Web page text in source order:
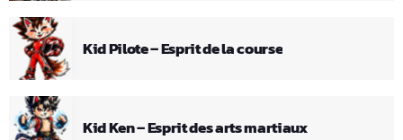
Kid Pilote – Esprit de la course
Kid Ken – Esprit des arts martiaux